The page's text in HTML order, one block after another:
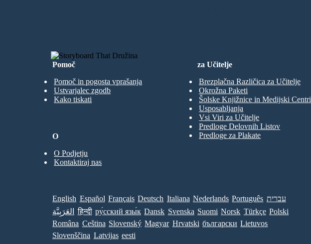
Pomoč
Pomoč in pogosta vprašanja
Ustvarjalec zgodb
Kako tiskati
za Učitelje
Brezplačna Različica za Učitelje
Okrožna Paketi
Šolske Knjižnice in Medijski Centri
Usposabljanja
Vsi Viri za Učitelje
Predloge Delovnih Listov
Predloge za Plakate
O
O Podjetju
Kontaktiraj nas
English Español Français Deutsch Italiana Nederlands Português עברית
العَرَبِيَّة
हिन्दी ру́сский язы́к Dansk Svenska Suomi Norsk Türkçe Polski
Româna Ceština Slovenský Magyar Hrvatski български Lietuvos
Slovenščina Latvijas eesti